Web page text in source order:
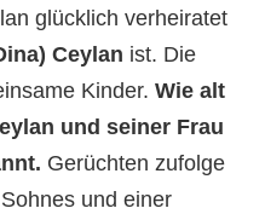
glücklich verheiratet
Ceylan ist. Die
Kinder.Wie alt
und seiner Frau
Gerüchten zufolge
und einer